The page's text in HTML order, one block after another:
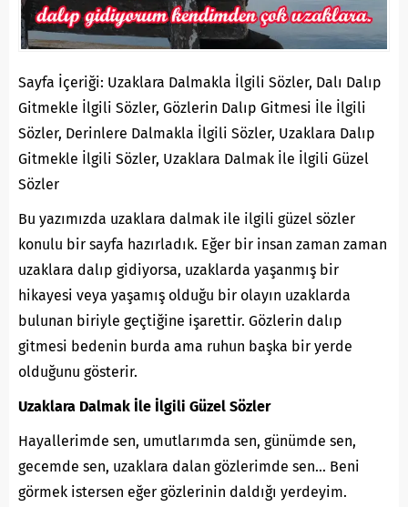
Sayfa İçeriği: Uzaklara Dalmakla İlgili Sözler, Dalı Dalıp
Gitmekle İlgili Sözler, Gözlerin Dalıp Gitmesi İle İlgili
Sözler, Derinlere Dalmakla İlgili Sözler, Uzaklara Dalıp
Gitmekle İlgili Sözler, Uzaklara Dalmak İle İlgili Güzel
Sözler
Bu yazımızda uzaklara dalmak ile ilgili güzel sözler
konulu bir sayfa hazırladık. Eğer bir insan zaman zaman
uzaklara dalıp gidiyorsa, uzaklarda yaşanmış bir
hikayesi veya yaşamış olduğu bir olayın uzaklarda
bulunan biriyle geçtiğine işarettir. Gözlerin dalıp
gitmesi bedenin burda ama ruhun başka bir yerde
olduğunu gösterir.
Uzaklara Dalmak İle İlgili Güzel Sözler
Hayallerimde sen, umutlarımda sen, günümde sen,
gecemde sen, uzaklara dalan gözlerimde sen… Beni
görmek istersen eğer gözlerinin daldığı yerdeyim.